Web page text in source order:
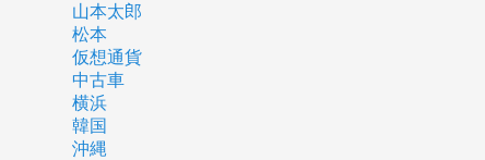
山本太郎
松本
仮想通貨
中古車
横浜
韓国
沖縄